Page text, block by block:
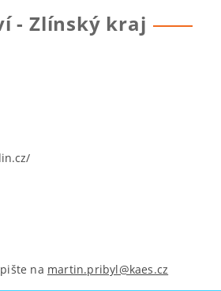
- Zlínský kraj
na martin.pribyl@kaes.cz